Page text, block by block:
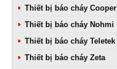
Thiết bị báo cháy Cooper
Thiết bị báo cháy Nohmi
Thiết bị báo cháy Teletek
Thiết bị báo cháy Zeta